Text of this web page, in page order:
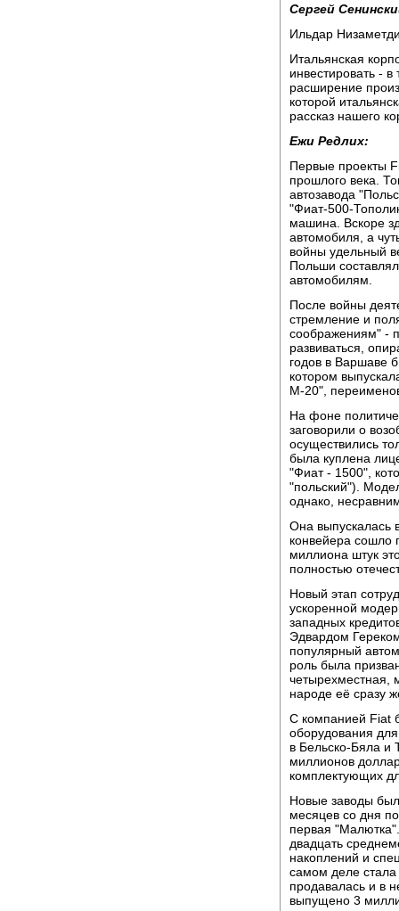
Сергей
Ильдар
Итальянская
инвестировать -
расширение
которой
рассказ нашего
Ежи Редлих:
Первые проекты
прошлого века.
автозавода
"Фиат-500-
машина. Вскоре
автомобиля, а
войны удельный
Польши
автомобилям.
После войны
стремление и
соображениям" -
развиваться,
годов в Варшаве
котором
М-20",
На фоне
заговорили о
осуществились
была куплена
"Фиат - 1500",
"польский").
однако,
Она выпускалась
конвейера сошло
миллиона штук
полностью
Новый этап
ускоренной
западных
Эдвардом
популярный
роль была
четырехместная,
народе её сразу
С компанией Fiat
оборудования
в Бельско-Бяла и
миллионов
комплектующих
Новые заводы
месяцев со дня
первая
двадцать
накоплений и
самом деле
продавалась и в
выпущено 3